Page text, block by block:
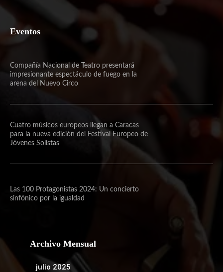
Eventos
Compañía Nacional de Teatro presentará
impresionante espectáculo de fuego en la
arena del Nuevo Circo
Cuatro músicos europeos llegan a Caracas
para la nueva edición del Festival Europeo de
Jóvenes Solistas
Las 100 Protagonistas 2024: Un concierto
sinfónico por la igualdad
Archivo Mensual
julio 2025